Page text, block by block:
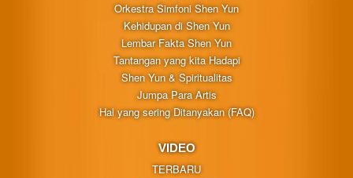
Orkestra Simfoni Shen Yun
Kehidupan di Shen Yun
Lembar Fakta Shen Yun
Tantangan yang kita Hadapi
Shen Yun & Spiritualitas
Jumpa Para Artis
Hal yang sering Ditanyakan (FAQ)
VIDEO
TERBARU